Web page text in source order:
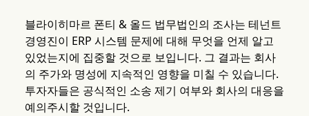
블라이히마르 폰티 & 올드 법무법인의 조사는 테넌트
경영진이 ERP 시스템 문제에 대해 무엇을 언제 알고
있었는지에 집중할 것으로 보입니다. 그 결과는 회사
의 주가와 명성에 지속적인 영향을 미칠 수 있습니다.
투자자들은 공식적인 소송 제기 여부와 회사의 대응을
예의주시할 것입니다.